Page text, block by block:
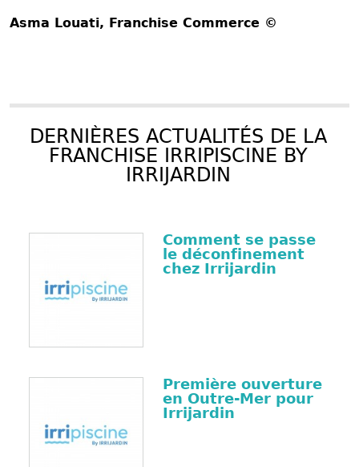
Asma Louati, Franchise Commerce ©
DERNIÈRES ACTUALITÉS DE LA
FRANCHISE IRRIPISCINE BY
IRRIJARDIN
Comment se passe
le déconfinement
chez Irrijardin
Première ouverture
en Outre-Mer pour
Irrijardin